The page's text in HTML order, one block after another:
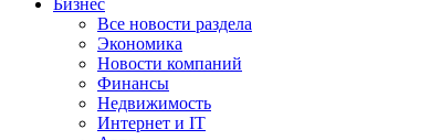
Бизнес
Все новости раздела
Экономика
Новости компаний
Финансы
Недвижимость
Интернет и IT